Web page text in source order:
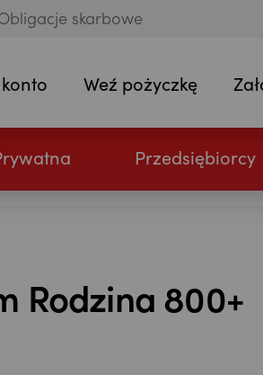
skarbowe
Weź pożyczkę
Przedsiębiorcy
Rodzina 800+